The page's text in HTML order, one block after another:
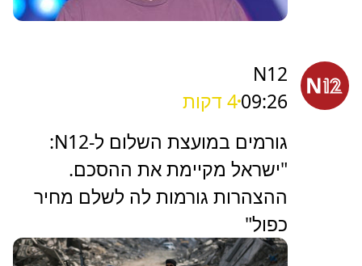
N12
09:264 דקות
גורמים במועצת השלום ל-N12:
"ישראל מקיימת את ההסכם.
ההצהרות גורמות לה לשלם מחיר
כפול"